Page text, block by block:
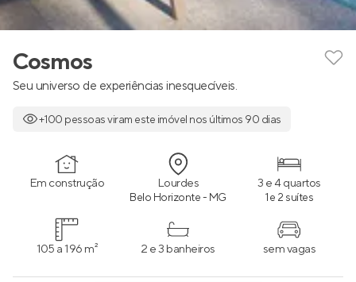
Cosmos
Seu universo de experiências inesquecíveis.
+100 pessoas viram este imóvel nos últimos 90 dias
Em construção Lourdes
Belo Horizonte - MG
3 e 4 quartos
1 e 2 suítes
105 a 196 m² 2 e 3 banheiros sem vagas